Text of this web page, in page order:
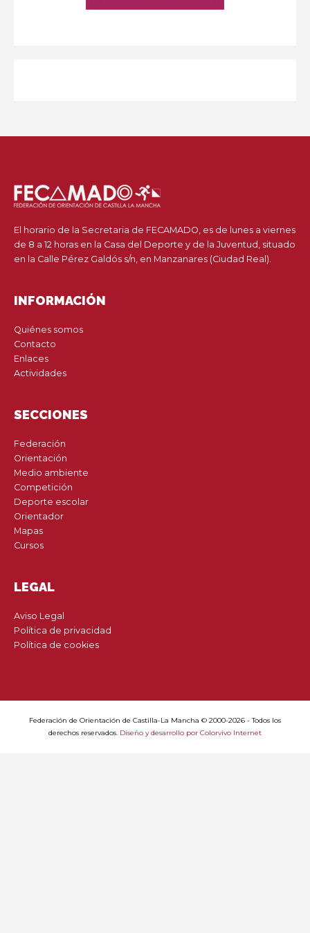
El horario de la Secretaria de FECAMADO, es de lunes a viernes
de 8 a 12 horas en la Casa del Deporte y de la Juventud, situado
en la Calle Pérez Galdós s/n, en Manzanares (Ciudad Real).
INFORMACIÓN
Quiénes somos
Contacto
Enlaces
Actividades
SECCIONES
Federación
Orientación
Medio ambiente
Competición
Deporte escolar
Orientador
Mapas
Cursos
LEGAL
Aviso Legal
Política de privacidad
Política de cookies
Federación de Orientación de Castilla-La Mancha © 2000-2026 - Todos los
derechos reservados. Diseño y desarrollo por Colorvivo Internet